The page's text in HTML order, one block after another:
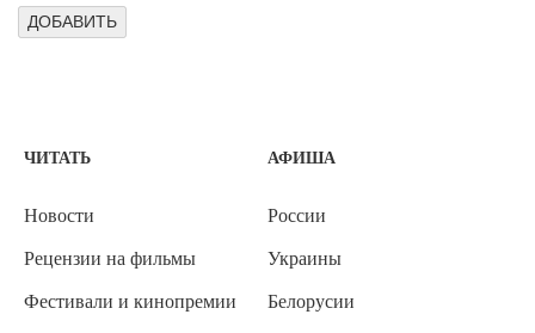
ЧИТАТЬ
Новости
Рецензии на фильмы
Фестивали и кинопремии
АФИША
России
Украины
Белорусии